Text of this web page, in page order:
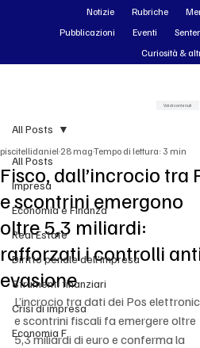
All Posts
Impresa
Economia e Finanza
Real Estate
Diritto penale dell'impresa
Strumenti finanziari
Crisi di impresa
Economia F
All Posts
Fisco, dall’incrocio tra
e scontrini emergono
oltre 5,3 miliardi:
rafforzati i controlli
evasione
piscitellidaniel 28 magTempo di lettura: 3 min
L’incrocio tra dati dei Pos
e scontrini fiscali fa emergere oltre
5,3 miliardi di euro e conferma la
Notizie Rubriche
Pubblicazioni
Eventi
Curiosità &
Vai ai contenuti